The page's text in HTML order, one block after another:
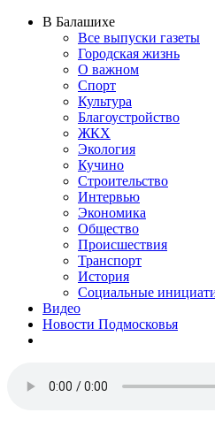
В Балашихе
Все выпуски газеты
Городская жизнь
О важном
Спорт
Культура
Благоустройство
ЖКХ
Экология
Кучино
Строительство
Интервью
Экономика
Общество
Происшествия
Транспорт
История
Социальные
Видео
Новости Подмосковья